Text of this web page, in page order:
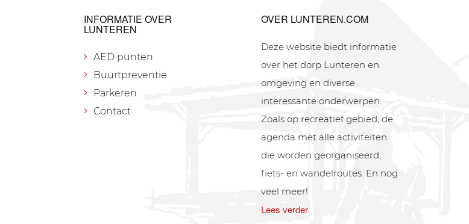
INFORMATIE OVER
LUNTEREN
AED punten
Buurtpreventie
Parkeren
Contact
OVER LUNTEREN.COM
Deze website biedt informatie
over het dorp Lunteren en
omgeving en diverse
interessante onderwerpen.
Zoals op recreatief gebied, de
agenda met alle activiteiten
die worden georganiseerd,
fiets- en wandelroutes. En nog
veel meer!
Lees verder